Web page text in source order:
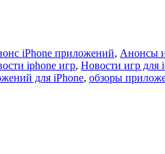
iPhone приложений, Анонсы
iphone игр, Новости игр для
для iPhone, обзоры